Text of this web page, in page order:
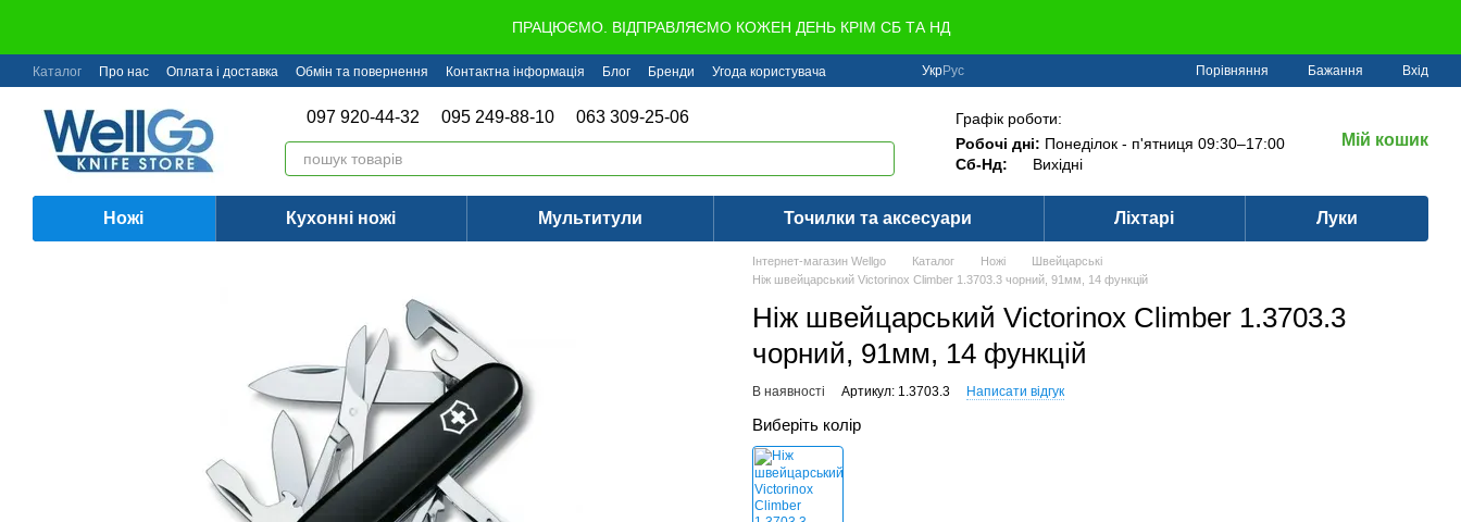
ПРАЦЮЄМО. ВІДПРАВЛЯЄМО КОЖЕН ДЕНЬ КРІМ СБ ТА НД
Каталог Про нас Оплата і доставка Обмін та повернення Контактна інформація Блог Бренди Угода користувача УкрРус Порівняння Бажання Вхід
097 920-44-32 095 249-88-10 063 309-25-06
Графік роботи:
Робочі дні: Понеділок - п'ятниця 09:30–17:00
Сб-Нд:
Вихідні
Мій кошик
Ножі Кухонні ножі Мультитули Точилки та аксесуари Ліхтарі Луки
Інтернет-магазин Wellgo Каталог Ножі
Швейцарські
Ніж швейцарський Victorinox Climber 1.3703.3 чорний, 91мм, 14 функцій
Ніж швейцарський Victorinox Climber 1.3703.3
чорний, 91мм, 14 функцій
В наявності Артикул: 1.3703.3 Написати відгук
Виберіть колір